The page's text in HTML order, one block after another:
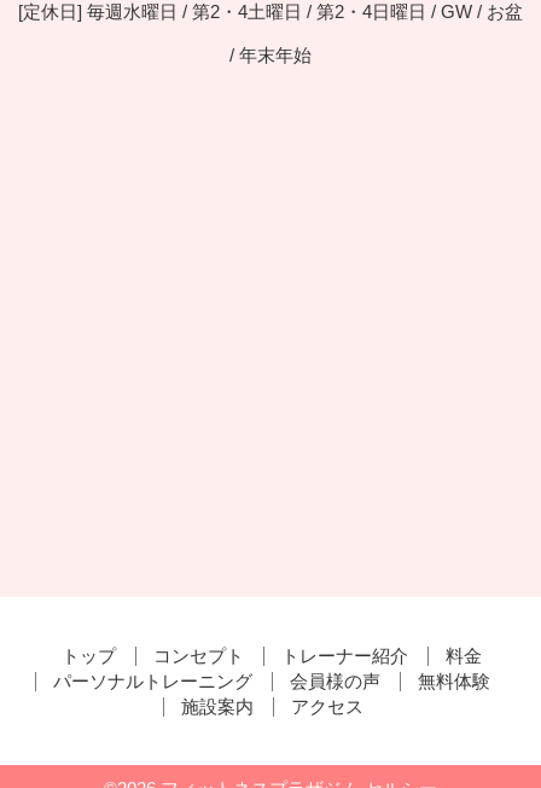
[定休日] 毎週水曜日 / 第2・4土曜日 / 第2・4日曜日 / GW / お盆
/ 年末年始
トップ コンセプト トレーナー紹介
料金
パーソナルトレーニング
会員様の声
無料体験
施設案内
アクセス